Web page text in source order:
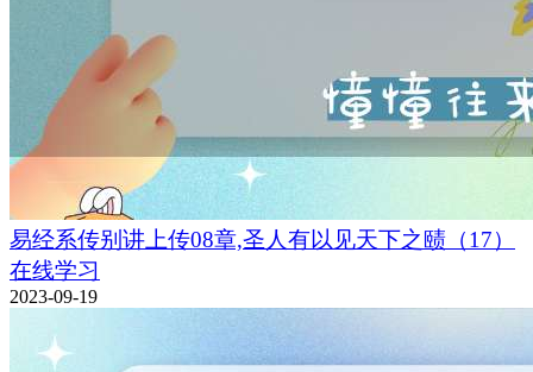
易经系传别讲上传08章,圣人有以见天下之赜（17）
在线学习
2023-09-19